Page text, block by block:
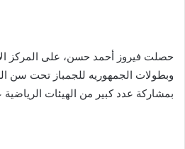
حصلت فيروز أحمد حسن، على المركز
وبطولات الجمهوريه للجمباز تحت سن
بمشاركة عدد كبير من الهيئات